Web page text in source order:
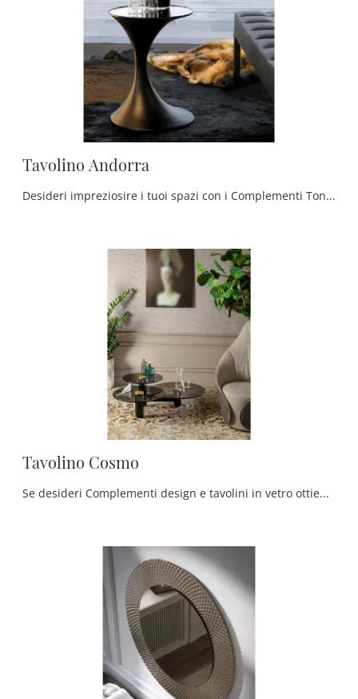
Tavolino Andorra
Desideri impreziosire i tuoi spazi con i Complementi Tonin Casa? Eccoti molteplici modelli di tavolini in vetro come Tavolino Andorra.
Tavolino Cosmo
Se desideri Complementi design e tavolini in vetro ottieni informazioni sul modello Tavolino Cosmo del marchio Tonin Casa.